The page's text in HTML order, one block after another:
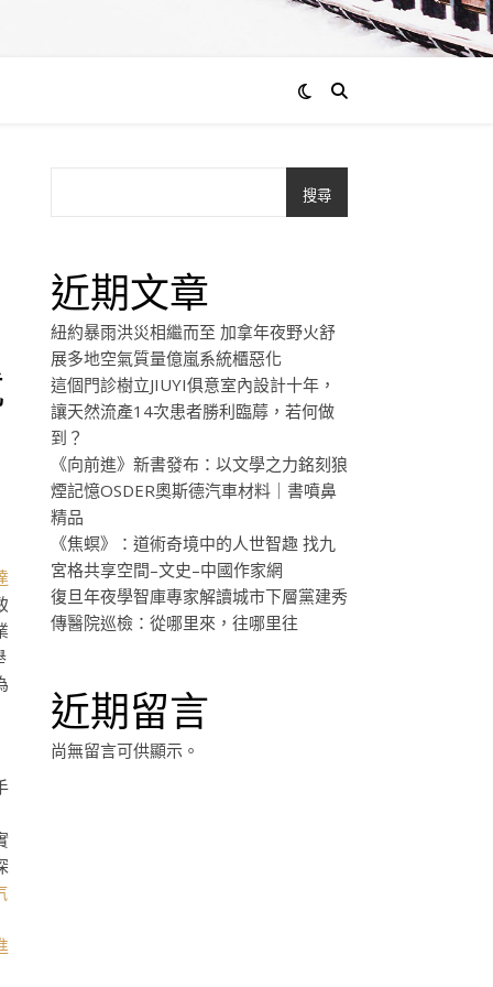
搜尋
近期文章
紐約暴雨洪災相繼而至 加拿年夜野火舒
展多地空氣質量億嵐系統櫃惡化
這個門診樹立JIUYI俱意室內設計十年，
讓天然流產14次患者勝利臨蓐，若何做
到？
《向前進》新書發布：以文學之力銘刻狼
煙記憶OSDER奧斯德汽車材料｜書噴鼻
精品
《焦螟》：道術奇境中的人世智趣 找九
宮格共享空間–文史–中國作家網
復旦年夜學智庫專家解讀城市下層黨建秀
傳醫院巡檢：從哪里來，往哪里往
近期留言
尚無留言可供顯示。